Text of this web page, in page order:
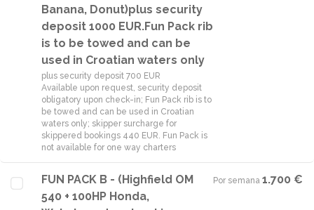
Banana, Donut)plus security
deposit 1000 EUR.Fun Pack rib
is to be towed and can be
used in Croatian waters only
plus security deposit 700 EUR
Available upon request, security deposit
obligatory upon check-in; Fun Pack rib is to
be towed and can be used in Croatian
waters only; skipper surcharge for
skippered bookings 440 EUR. Fun Pack is
not available for one way charters
FUN PACK B - (Highfield OM
540 + 100HP Honda,
Por semana·1.700 €